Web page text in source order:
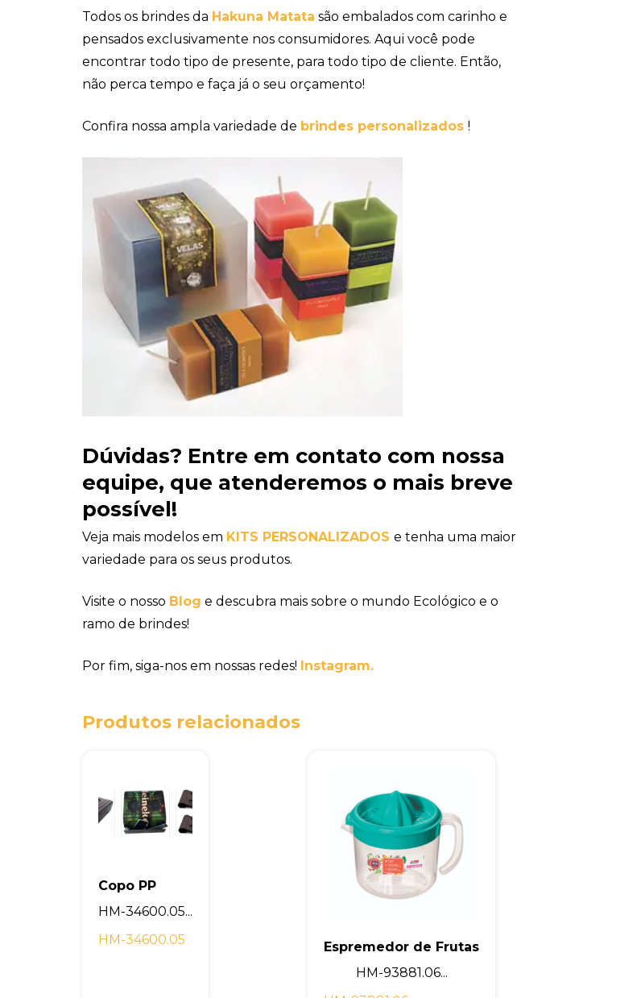
Todos os brindes da Hakuna Matata são embalados com carinho e
pensados exclusivamente nos consumidores. Aqui você pode
encontrar todo tipo de presente, para todo tipo de cliente. Então,
não perca tempo e faça já o seu orçamento!
Confira nossa ampla variedade de brindes personalizados !
Dúvidas? Entre em contato com nossa
equipe, que atenderemos o mais breve
possível!
Veja mais modelos em KITS PERSONALIZADOS e tenha uma maior
variedade para os seus produtos.
Visite o nosso Blog e descubra mais sobre o mundo Ecológico e o
ramo de brindes!
Por fim, siga-nos em nossas redes! Instagram.
Produtos relacionados
Copo PP
HM-34600.05...
HM-34600.05
Espremedor de Frutas
HM-93881.06...